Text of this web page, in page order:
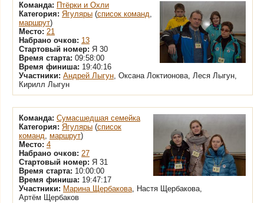
Команда: Птёрки и Охли
Категория: Ягуляры (список команд,
маршрут)
Место: 21
Набрано очков: 13
Стартовый номер: Я 30
Время старта: 09:58:00
Время финиша: 19:40:16
Участники: Андрей Лыгун, Оксана Локтионова, Леся Лыгун,
Кирилл Лыгун
Команда: Сумасшедшая семейка
Категория: Ягуляры (список
команд, маршрут)
Место: 4
Набрано очков: 27
Стартовый номер: Я 31
Время старта: 10:00:00
Время финиша: 19:47:17
Участники: Марина Щербакова, Настя Щербакова,
Артём Щербаков